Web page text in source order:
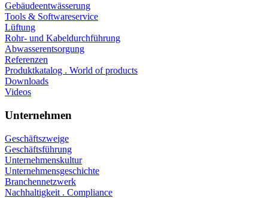
Gebäudeentwässerung
Tools & Softwareservice
Lüftung
Rohr- und Kabeldurchführung
Abwasserentsorgung
Referenzen
Produktkatalog . World of products
Downloads
Videos
Unternehmen
Geschäftszweige
Geschäftsführung
Unternehmenskultur
Unternehmensgeschichte
Branchennetzwerk
Nachhaltigkeit . Compliance